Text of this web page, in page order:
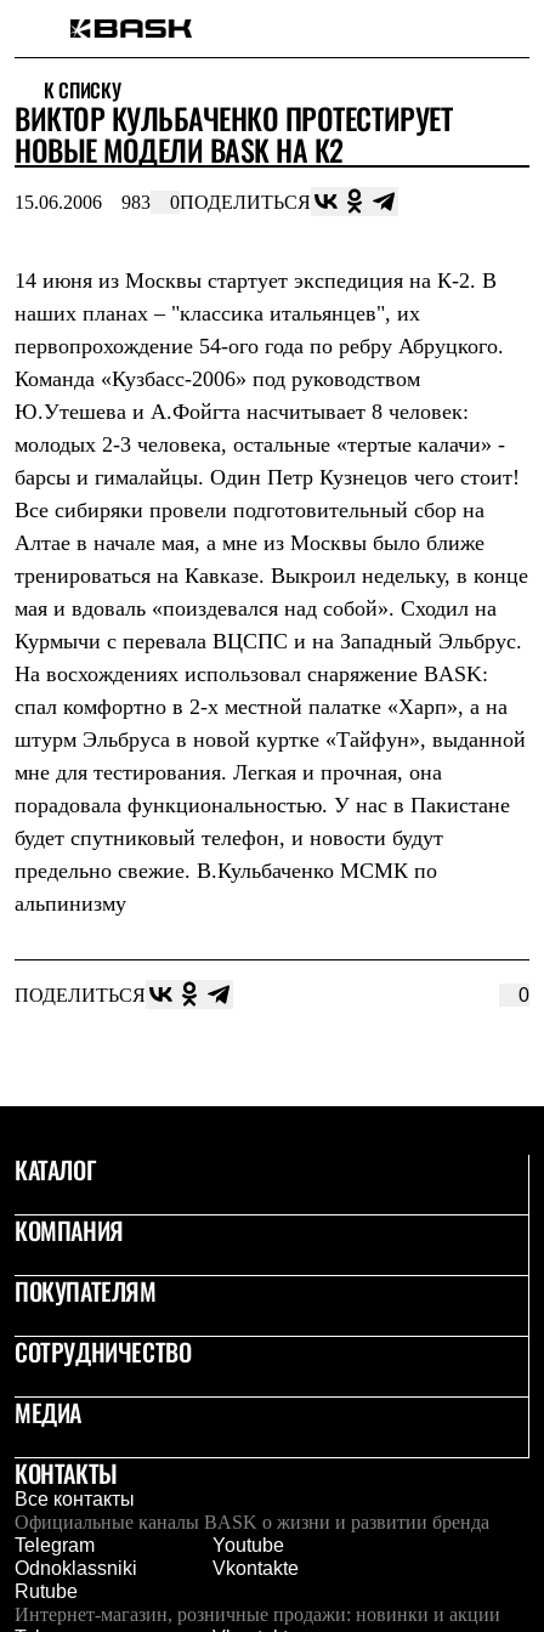
Интернет-магазин
Мужская одежда
Утепленная пухом
Куртки
Жилеты
Куртки
Штормовая одежда
Куртки
Брюки
Софтшелл одежда
Куртки
Брюки
Флисовая одежда
Куртки
Брюки
Термобелье
Теплое термобелье
Легкое термобелье
Лёгкая одежда
Футболки
Толстовки
Брюки
Женская одежда
Утепленная пухом
Куртки
Брюки
Жилеты
Утепленная синтетикой
Куртки
Рубашки
Брюки
Теплое термобелье
Среднее термобелье
Флисовая одежда
Брюки
Детская одежда
Комбинезоны
Куртки
Брюки
Утепленная синтетикой
Комбинезоны
Куртки
Брюки
Лёгкая одежда
Футболки
Толстовки
К СПИСКУ
ВИКТОР КУЛЬБАЧЕНКО ПРОТЕСТИРУЕТ
НОВЫЕ МОДЕЛИ BASK НА К2
15.06.2006 983 0ПОДЕЛИТЬСЯ
14 июня из Москвы стартует экспедиция на К-2. В
наших планах – "классика итальянцев", их
первопрохождение 54-ого года по ребру Абруцкого.
Команда «Кузбасс-2006» под руководством
Ю.Утешева и А.Фойгта насчитывает 8 человек:
молодых 2-3 человека, остальные «тертые калачи» -
барсы и гималайцы. Один Петр Кузнецов чего стоит!
Все сибиряки провели подготовительный сбор на
Алтае в начале мая, а мне из Москвы было ближе
тренироваться на Кавказе. Выкроил недельку, в конце
мая и вдоваль «поиздевался над собой». Сходил на
Курмычи с перевала ВЦСПС и на Западный Эльбрус.
На восхождениях использовал снаряжение BASK:
спал комфортно в 2-х местной палатке «Харп», а на
штурм Эльбруса в новой куртке «Тайфун», выданной
мне для тестирования. Легкая и прочная, она
порадовала функциональностью. У нас в Пакистане
будет спутниковый телефон, и новости будут
предельно свежие. В.Кульбаченко МСМК по
альпинизму
ПОДЕЛИТЬСЯ 0
КАТАЛОГ
КОМПАНИЯ
ПОКУПАТЕЛЯМ
СОТРУДНИЧЕСТВО
МЕДИА
КОНТАКТЫ
Все контакты
Официальные каналы BASK о жизни и развитии бренда
Telegram
Youtube
Odnoklassniki
Vkontakte
Rutube
Интернет-магазин, розничные продажи: новинки и акции